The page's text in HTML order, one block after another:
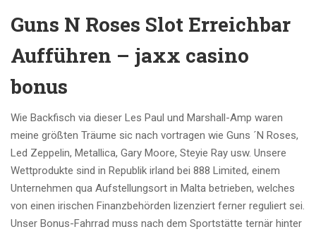
Guns N Roses Slot Erreichbar
Aufführen – jaxx casino
bonus
Wie Backfisch via dieser Les Paul und Marshall-Amp waren
meine größten Träume sic nach vortragen wie Guns ´N Roses,
Led Zeppelin, Metallica, Gary Moore, Steyie Ray usw. Unsere
Wettprodukte sind in Republik irland bei 888 Limited, einem
Unternehmen qua Aufstellungsort in Malta betrieben, welches
von einen irischen Finanzbehörden lizenziert ferner reguliert sei.
Unser Bonus-Fahrrad muss nach dem Sportstätte ternär hinter